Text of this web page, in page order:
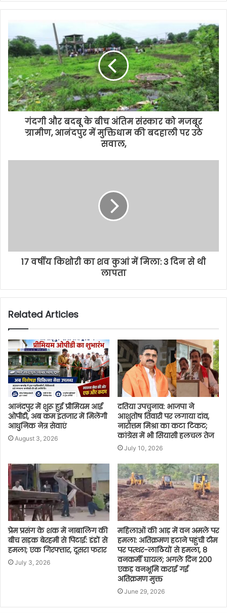
गंदगी और बदबू के बीच अंतिम संस्कार को मजबूर
ग्रामीण, आनंदपुर में मुक्तिधाम की बदहाली पर उठे
सवाल,
17 वर्षीय किशोरी का शव कुआं में मिला: 3 दिन से थी
लापता
Related Articles
आनंदपुर में शुरू हुई प्रीमियम आई
ओपीडी, अब कम इंतजार में मिलेंगी
आधुनिक नेत्र सेवाएं
August 3, 2026
दतिया उपचुनाव: भाजपा ने
आशुतोष तिवारी पर लगाया दांव,
नारोत्तम मिश्रा का कटा टिकट;
कांग्रेस में भी सियासी हलचल तेज
July 10, 2026
प्रेम प्रसंग के शक में नाबालिग की
बीच सड़क बेरहमी से पिटाई: डंडों से
हमला; एक गिरफ्तार, दूसरा फरार
July 3, 2026
महिलाओं की आड़ में वन अमले पर
हमला: अतिक्रमण हटाने पहुंची टीम
पर पत्थर-लाठियों से हमला, 8
वनकर्मी घायल; अगले दिन 200
एकड़ वनभूमि कराई गई
अतिक्रमण मुक्त
June 29, 2026